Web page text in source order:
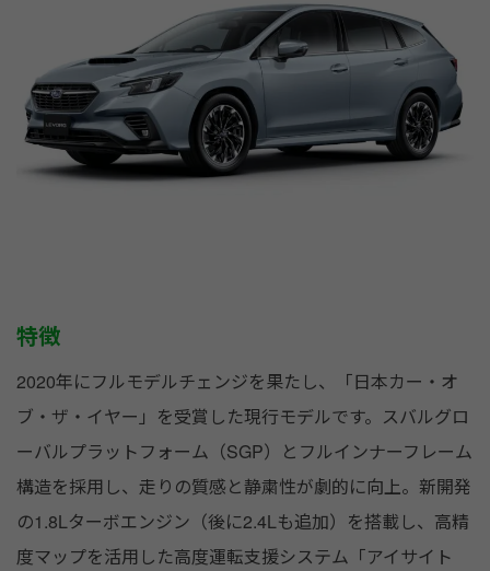
特徴
2020年にフルモデルチェンジを果たし、「日本カー・オ
ブ・ザ・イヤー」を受賞した現行モデルです。スバルグロ
ーバルプラットフォーム（SGP）とフルインナーフレーム
構造を採用し、走りの質感と静粛性が劇的に向上。新開発
の1.8Lターボエンジン（後に2.4Lも追加）を搭載し、高精
度マップを活用した高度運転支援システム「アイサイト